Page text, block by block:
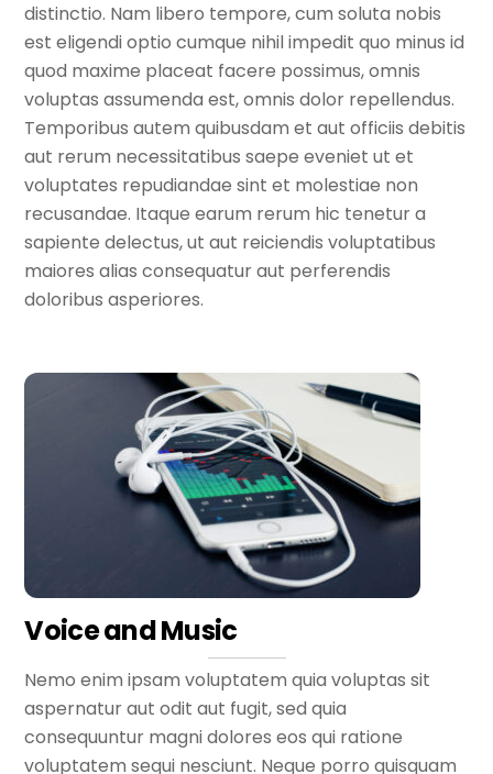
distinctio. Nam libero tempore, cum soluta nobis
est eligendi optio cumque nihil impedit quo minus id
quod maxime placeat facere possimus, omnis
voluptas assumenda est, omnis dolor repellendus.
Temporibus autem quibusdam et aut officiis debitis
aut rerum necessitatibus saepe eveniet ut et
voluptates repudiandae sint et molestiae non
recusandae. Itaque earum rerum hic tenetur a
sapiente delectus, ut aut reiciendis voluptatibus
maiores alias consequatur aut perferendis
doloribus asperiores.
Voice and Music
Nemo enim ipsam voluptatem quia voluptas sit
aspernatur aut odit aut fugit, sed quia
consequuntur magni dolores eos qui ratione
voluptatem sequi nesciunt. Neque porro quisquam